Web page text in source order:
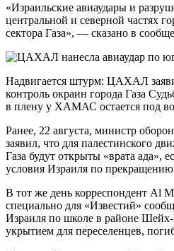
«Израильские авиаудары и
центральной и северной частях
сектора Газа», — сказано в
Надвигается штурм: ЦАХАЛ
контроль окраин города Газа
в плену у ХАМАС остается под
Ранее, 22 августа, министр
заявил, что для палестинского
Газа будут открыты «врата ада»,
условия Израиля по прекращению
В тот же день корреспондент Al
специально для «Известий»
Израиля по школе в районе
укрытием для переселенцев,